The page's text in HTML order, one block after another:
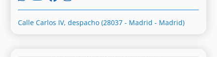
Calle Carlos IV, despacho (28037 - Madrid - Madrid)